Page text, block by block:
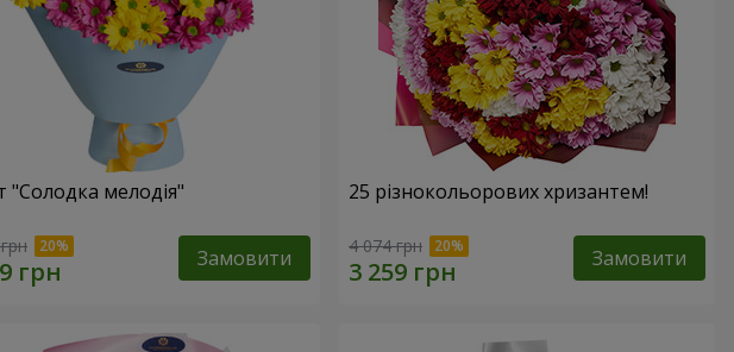
"Солодка мелодія"
Замовити
25 різнокольорових хризантем!
4 074 грн Замовити